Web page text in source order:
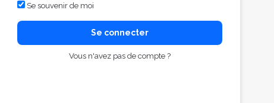
Se souvenir de moi
Se connecter
Vous n'avez pas de compte ?